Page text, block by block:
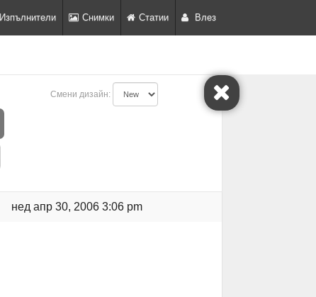
Изпълнители Снимки Статии Влез
Смени дизайн:
нед апр 30, 2006 3:06 pm